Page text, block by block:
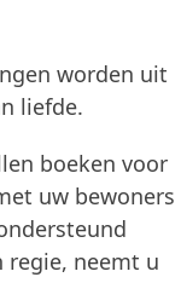
worden uit
liefde.
boeken voor
uw bewoners
regie, neemt u